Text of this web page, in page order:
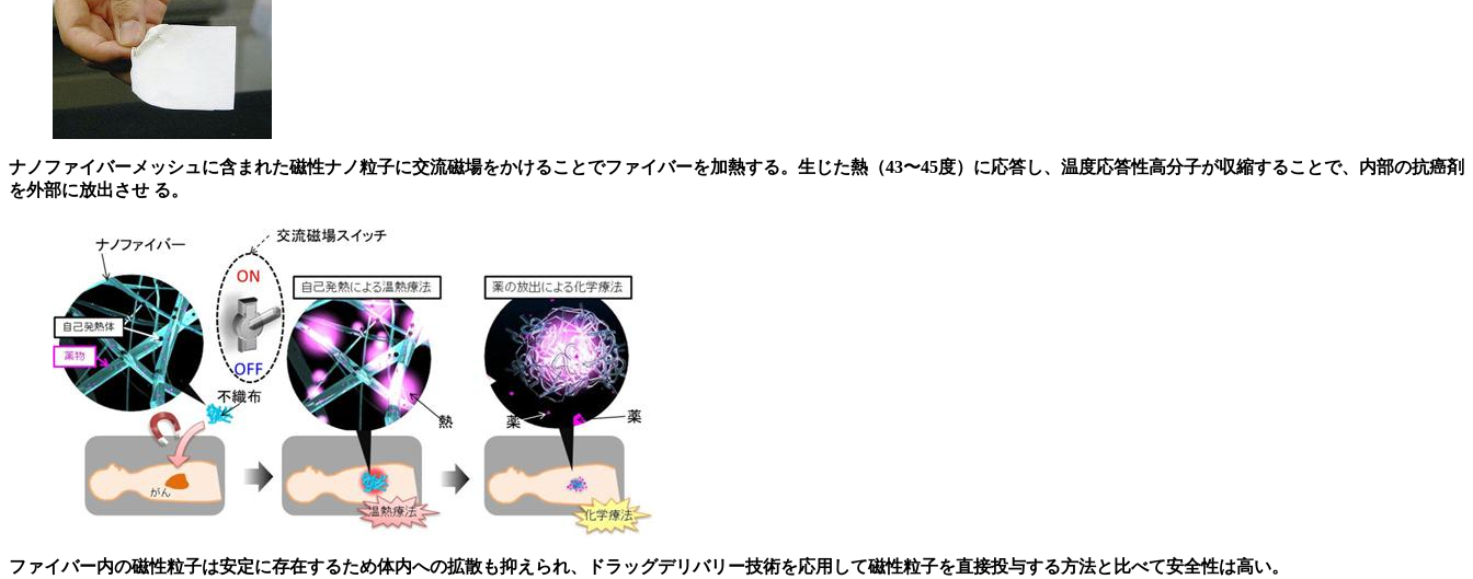
ナノファイバーメッシュに含まれた磁性ナノ粒子に交流磁場をかけることでファイバーを加熱する。生じた熱（43〜45度）に応答し、温度応答性高分子が収縮することで、内部の抗癌剤
を外部に放出させ る。
ファイバー内の磁性粒子は安定に存在するため体内への拡散も抑えられ、ドラッグデリバリー技術を応用して磁性粒子を直接投与する方法と比べて安全性は高い。